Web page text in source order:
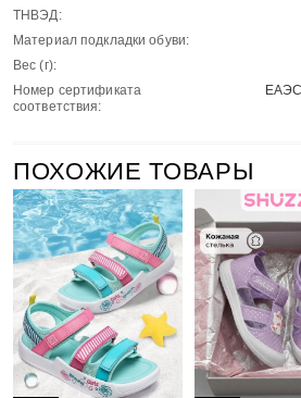
ТНВЭД:
Материал подкладки обуви:
Вес (г):
Номер сертификата
соответствия:
ЕАЭС
ПОХОЖИЕ ТОВАРЫ